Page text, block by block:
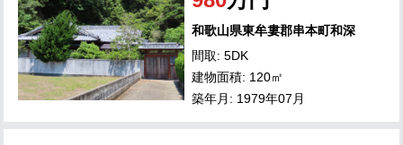
和歌山県東牟婁郡串本町和深
間取: 5DK
建物面積: 120㎡
築年月: 1979年07月